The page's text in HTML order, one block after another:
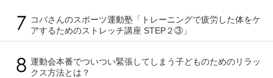
コバさんのスポーツ運動塾「トレーニングで疲労した体をケ
アするためのストレッチ講座 STEP２③」
運動会本番でついつい緊張してしまう子どものためのリラッ
クス方法とは？